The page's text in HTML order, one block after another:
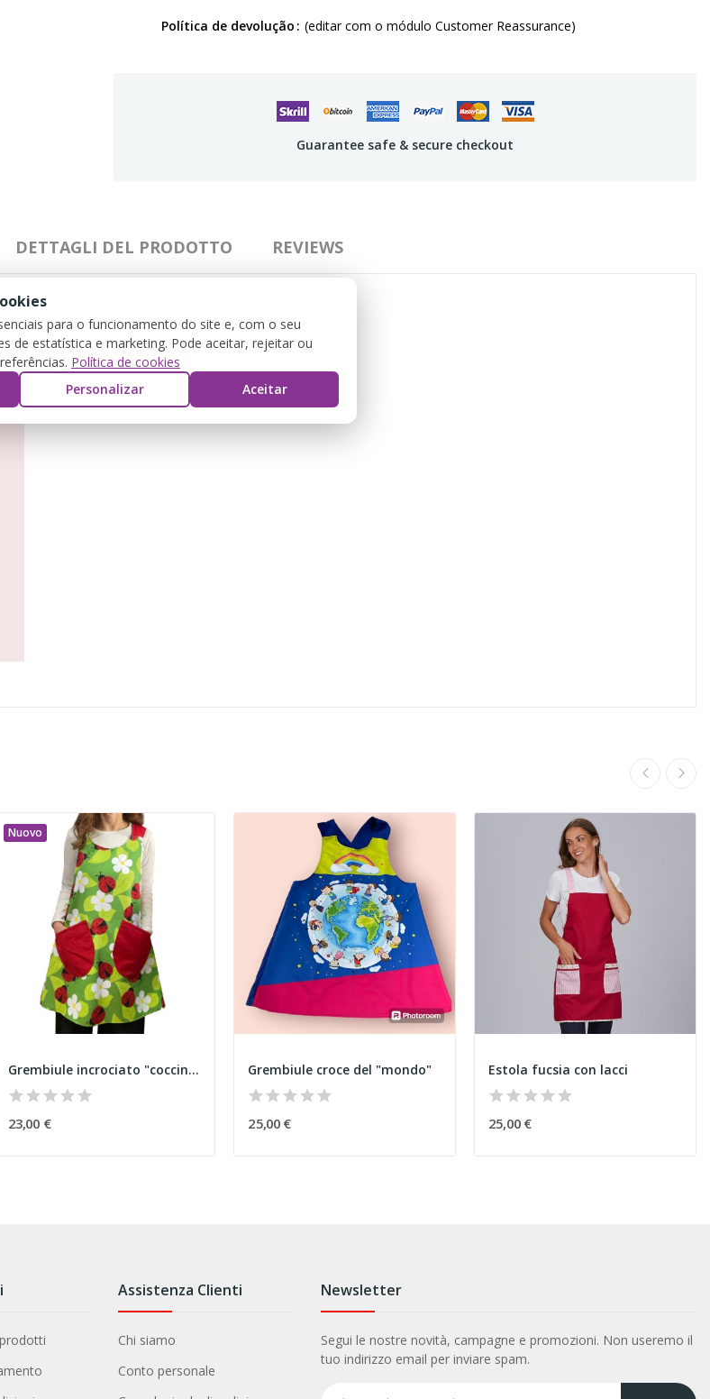
Política de devolução (editar com o módulo Customer Reassurance)
Guarantee safe & secure checkout
DETTAGLI DEL PRODOTTO REVIEWS
Nuovo
Grembiule incrociato "coccinelle"
23,00 €
Grembiule croce del "mondo"
25,00 €
Estola fucsia con lacci
25,00 €
Assistenza Clienti
Chi siamo
Conto personale
Newsletter
Segui le nostre novità, campagne e promozioni. Non useremo il
tuo indirizzo email per inviare spam.
para o funcionamento do site e, com o seu
de estatística e marketing. Pode aceitar, rejeitar ou
Política de cookies
Personalizar Aceitar